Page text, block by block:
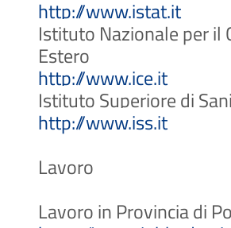
http://www.istat.it
Istituto Nazionale per il
Estero
http://www.ice.it
Istituto Superiore di
http://www.iss.it
Lavoro
Lavoro in Provincia di